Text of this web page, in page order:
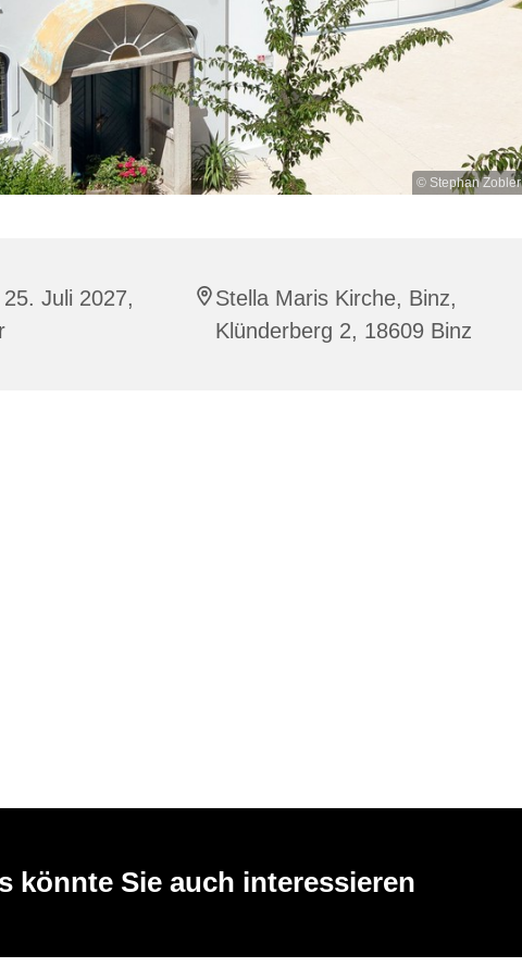
© Stephan Zobler
Juli 2027,
Stella Maris Kirche, Binz,
Klünderberg 2, 18609 Binz
könnte Sie auch interessieren